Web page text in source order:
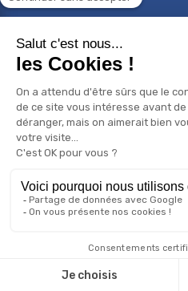
Changer de métier
Compétences professionnelles
© Copyright 2026 Bilan de